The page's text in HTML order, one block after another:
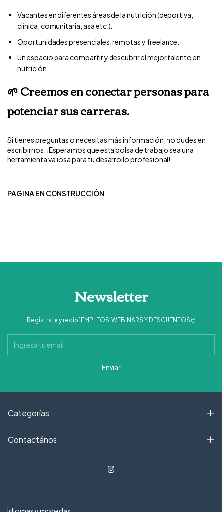
Vacantes en diferentes áreas de la nutrición (deportiva,
clínica, comunitaria, asa etc.).
Oportunidades presenciales, remotas y freelance.
Un espacio para compartir y descubrir el mejor talento en
nutrición.
🌱 Creemos en conectar personas para
potenciar sus carreras.
Si tienes preguntas o necesitas más información, no dudes en
escribirnos. ¡Esperamos que esta bolsa de trabajo sea una
herramienta valiosa para tu desarrollo profesional!
PAGINA EN CONSTRUCCIÓN
Newsletter
Registrate y recibí EMPLEOS, WEBINARS Y DESCUENTOS 🖱
Categorías
Contactános